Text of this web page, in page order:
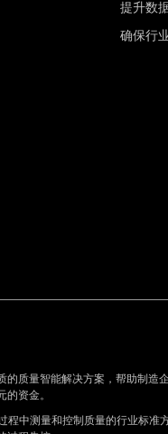
提升数
确保行
的质量智能解决方案，帮助制造
资金。
程中测量和控制质量的行业标